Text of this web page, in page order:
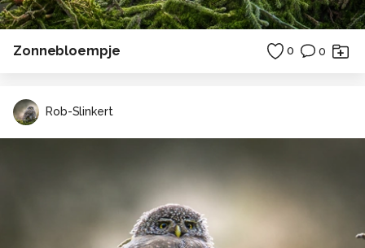
Zonnebloempje 0 0
Rob-Slinkert